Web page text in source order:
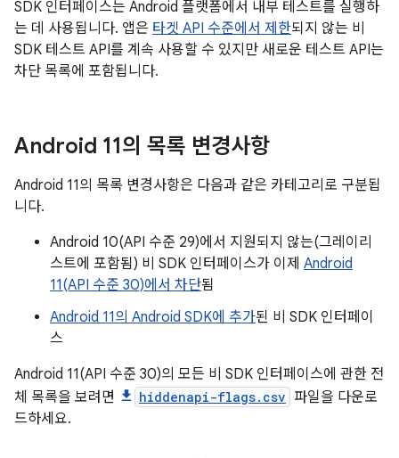
SDK 인터페이스는 Android 플랫폼에서 내부 테스트를 실행하
는 데 사용됩니다. 앱은 타겟 API 수준에서 제한되지 않는 비
SDK 테스트 API를 계속 사용할 수 있지만 새로운 테스트 API는
차단 목록에 포함됩니다.
Android 11의 목록 변경사항
Android 11의 목록 변경사항은 다음과 같은 카테고리로 구분됩
니다.
Android 10(API 수준 29)에서 지원되지 않는(그레이리
스트에 포함됨) 비 SDK 인터페이스가 이제 Android
11(API 수준 30)에서 차단됨
Android 11의 Android SDK에 추가된 비 SDK 인터페이
스
Android 11(API 수준 30)의 모든 비 SDK 인터페이스에 관한 전
체 목록을 보려면
hiddenapi-flags.csv 파일을 다운로
드하세요.